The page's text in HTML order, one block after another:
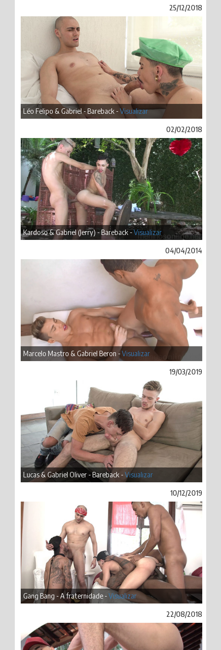
25/12/2018
Léo Felipo & Gabriel - Bareback -Visualizar
02/02/2018
Kardoso & Gabriel (Jerry) - Bareback -Visualizar
04/04/2014
Marcelo Mastro & Gabriel Beron -Visualizar
19/03/2019
Lucas & Gabriel Oliver - Bareback -Visualizar
10/12/2019
Gang Bang - A fraternidade -Visualizar
22/08/2018